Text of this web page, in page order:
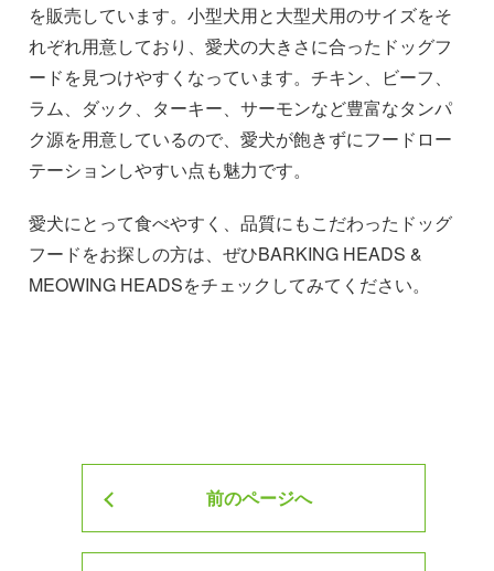
を販売しています。小型犬用と大型犬用のサイズをそ
れぞれ用意しており、愛犬の大きさに合ったドッグフ
ードを見つけやすくなっています。チキン、ビーフ、
ラム、ダック、ターキー、サーモンなど豊富なタンパ
ク源を用意しているので、愛犬が飽きずにフードロー
テーションしやすい点も魅力です。
愛犬にとって食べやすく、品質にもこだわったドッグ
フードをお探しの方は、ぜひBARKING HEADS &
MEOWING HEADSをチェックしてみてください。
前のページへ